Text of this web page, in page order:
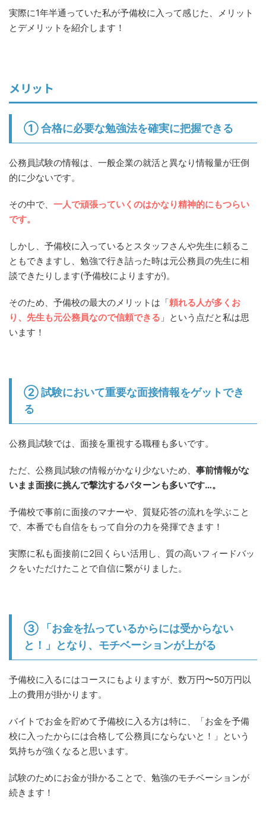
実際に1年半通っていた私が予備校に入って感じた、メリット
とデメリットを紹介します！
メリット
① 合格に必要な勉強法を確実に把握できる
公務員試験の情報は、一般企業の就活と異なり情報量が圧倒
的に少ないです。
その中で、 一人で頑張っていくのはかなり精神的にもつらい
です。
しかし、予備校に入っているとスタッフさんや先生に頼るこ
ともできますし、勉強で行き詰った時は元公務員の先生に相
談できたりします(予備校によりますが)。
そのため、予備校の最大のメリットは「頼れる人が多くお
り、先生も元公務員なので信頼できる 」という点だと私は思
います！
② 試験において重要な面接情報をゲットでき
る
公務員試験では、面接を重視する職種も多いです。
ただ、公務員試験の情報がかなり少ないため、 事前情報がな
いまま面接に挑んで撃沈するパターンも多いです…。
予備校で事前に面接のマナーや、質疑応答の流れを学ぶこと
で、本番でも自信をもって自分の力を発揮できます！
実際に私も面接前に2回くらい活用し、質の高いフィードバッ
クをいただけたことで自信に繋がりました。
③ 「お金を払っているからには受からない
と！」となり、モチベーションが上がる
予備校に入るにはコースにもよりますが、数万円〜50万円以
上の費用が掛かります。
バイトでお金を貯めて予備校に入る方は特に、「お金を予備
校に入ったからには合格して公務員にならないと！」という
気持ちが強くなると思います。
試験のためにお金が掛かることで、勉強のモチベーションが
続きます！